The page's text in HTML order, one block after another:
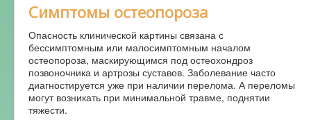
Симптомы остеопороза
Опасность клинической картины связана с
бессимптомным или малосимптомным началом
остеопороза, маскирующимся под остеохондроз
позвоночника и артрозы суставов. Заболевание часто
диагностируется уже при наличии перелома. А переломы
могут возникать при минимальной травме, поднятии
тяжести.